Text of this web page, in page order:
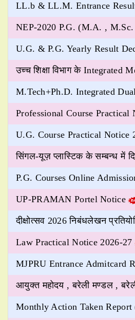
LL.b & LL.M. Entrance
NEP-2020 P.G. (M.A. ,
U.G. & P.G. Yearly Result
उच्च शिक्षा विभाग के
M.Tech+Ph.D. Integrated
Professional Course Practical
U.G. Course Practical Notice
सिंगल-यूज़ प्लास्टिक के सम्बन्ध में
P.G. Courses Online
UP-PRAMAN Portel Notice
दीक्षोत्सव 2026 निबंधलेखन
Law Practical Notice 2026-27
MJPRU Entrance Admitcard
आयुक्त महोदय , बरेली मण्डल , बरेली
Monthly Action Taken